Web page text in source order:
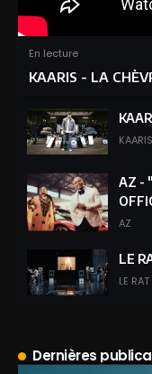
En lecture
KAARIS - LA
KAARIS
AZ -
AZ
LE
LE
WISHI
Dernières